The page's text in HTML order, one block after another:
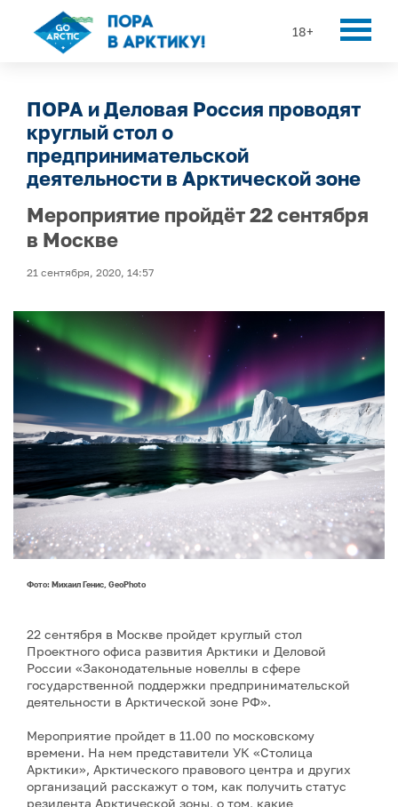
18+
ПОРА и Деловая Россия проводят
круглый стол о
предпринимательской
деятельности в Арктической зоне
Мероприятие пройдёт 22 сентября
в Москве
21 сентября, 2020, 14:57
Фото: Михаил Генис, GeoPhoto
22 сентября в Москве пройдет круглый стол
Проектного офиса развития Арктики и Деловой
России «Законодательные новеллы в сфере
государственной поддержки предпринимательской
деятельности в Арктической зоне РФ».
Мероприятие пройдет в 11.00 по московскому
времени. На нем представители УК «Столица
Арктики», Арктического правового центра и других
организаций расскажут о том, как получить статус
резидента Арктической зоны, о том, какие